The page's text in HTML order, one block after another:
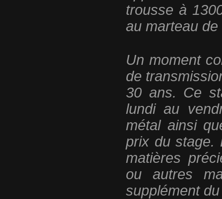
trousse à
au marteau de
Un moment
de
30 ans. Ce
lundi au
métal ainsi
prix du stage.
matières
ou autres
supplément